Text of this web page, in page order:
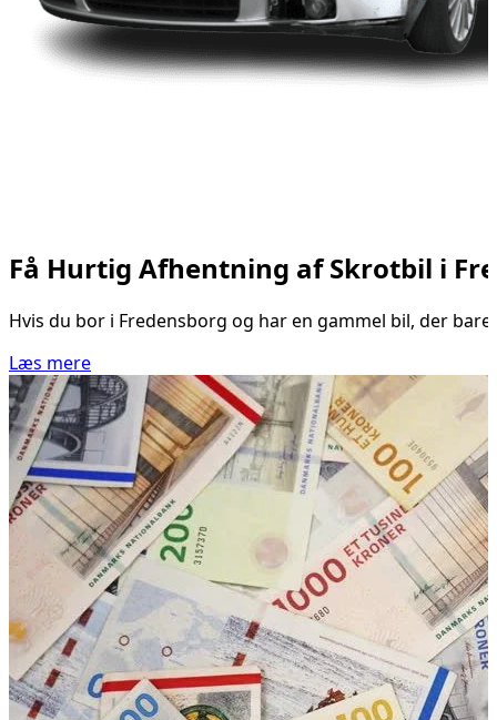
Få Hurtig Afhentning af Skrotbil i
Hvis du bor i Fredensborg og har en gammel bil, der
Læs mere